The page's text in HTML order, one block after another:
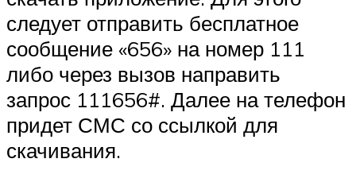
следует отправить бесплатное
сообщение «656» на номер 111
либо через вызов направить
запрос 111656#. Далее на телефон
придет СМС со ссылкой для
скачивания.